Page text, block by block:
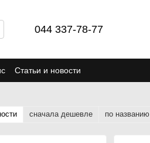
044 337-78-77
Статьи и новости
сначала дешевле по названию